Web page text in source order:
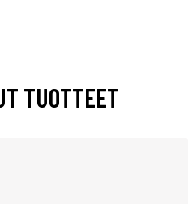
TUOTTEET